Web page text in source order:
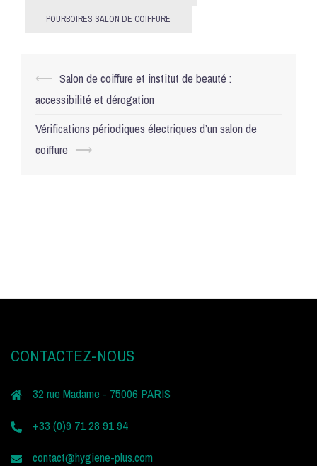
POURBOIRES SALON DE COIFFURE
Navigation
d’article
⟵ Salon de coiffure et institut de beauté :
accessibilité et dérogation
Vérifications périodiques électriques d’un salon de
coiffure ⟶
CONTACTEZ-NOUS
32 rue Madame - 75006 PARIS
+33 (0)9 71 28 91 94
contact@hygiene-plus.com